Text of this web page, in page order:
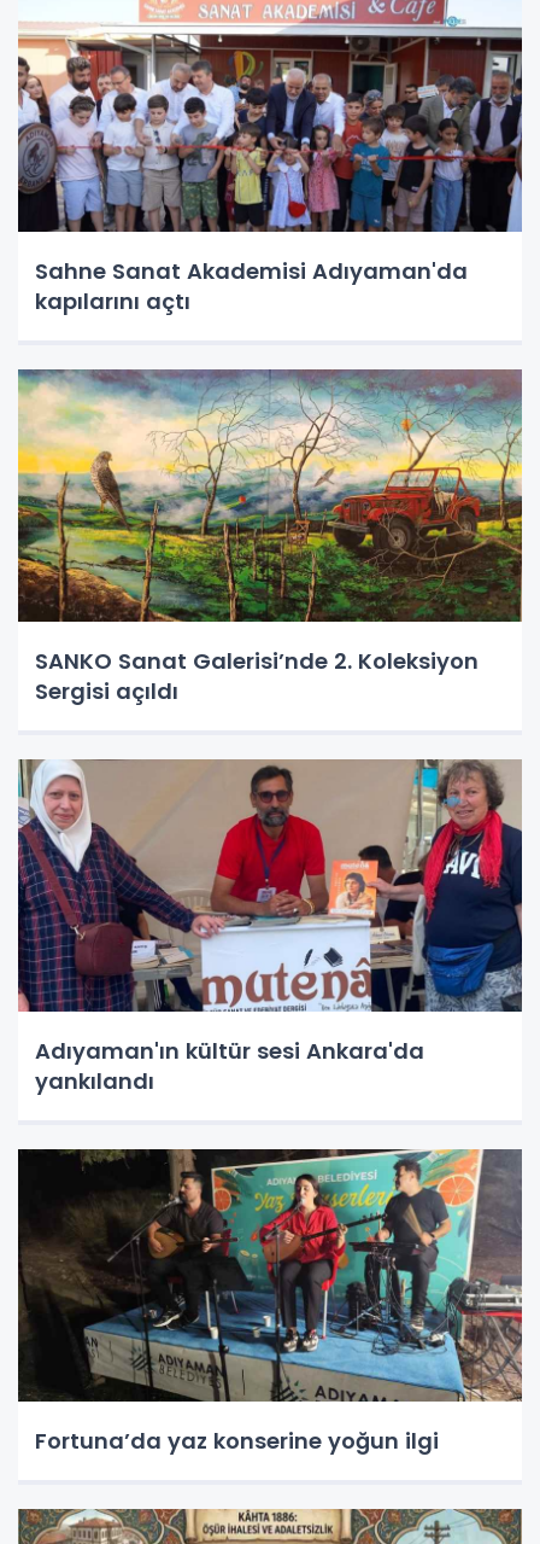
Sahne Sanat Akademisi Adıyaman'da
kapılarını açtı
SANKO Sanat Galerisi’nde 2. Koleksiyon
Sergisi açıldı
Adıyaman'ın kültür sesi Ankara'da
yankılandı
Fortuna’da yaz konserine yoğun ilgi